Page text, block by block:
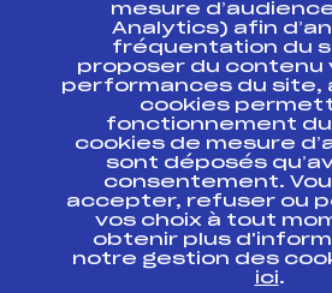
Ressources
Pass’Neige
Projet sportif fédéral
Projet de performance
Antidopage
Pôle Développement,
Scientifique
Listes ministérielles
Pôle vie de l’athlète
mesure
Analytics) afin
fréquentation du
proposer du contenu
performances du site,
cookies
fonctionnement du
cookies de mesure
sont déposés
consentement.
accepter, refuser ou
vos choix à tout
obtenir plus
notre gestion des
ici.